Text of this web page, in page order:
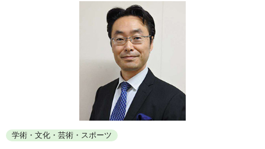
学術・文化・芸術・スポーツ